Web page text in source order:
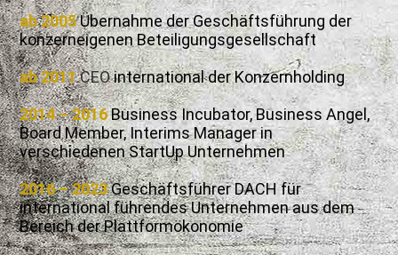
ab 2005Übernahme der Geschäftsführung der
konzerneigenen Beteiligungsgesellschaft
ab 2011CEOinternational der Konzernholding
2014 – 2016Business Incubator, Business Angel,
Board Member, Interims Manager in
verschiedenen StartUp Unternehmen
2016 – 2023Geschäftsführer DACH für
international führendes Unternehmen aus dem
Bereich der Plattformökonomie